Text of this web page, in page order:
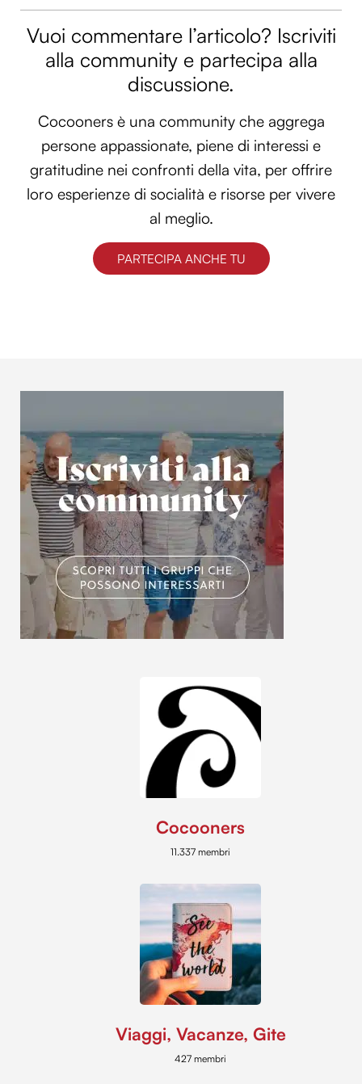
Vuoi commentare l’articolo? Iscriviti
alla community e partecipa alla
discussione.
Cocooners è una community che aggrega
persone appassionate, piene di interessi e
gratitudine nei confronti della vita, per offrire
loro esperienze di socialità e risorse per vivere
al meglio.
PARTECIPA ANCHE TU
Cocooners
11.337 membri
Viaggi, Vacanze, Gite
427 membri